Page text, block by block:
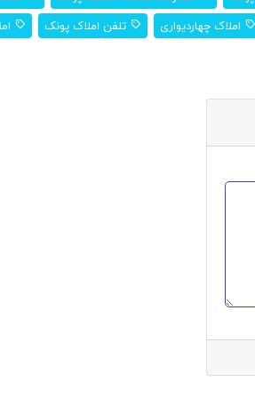
املاک چهاردیواری تلفن املاک پونک